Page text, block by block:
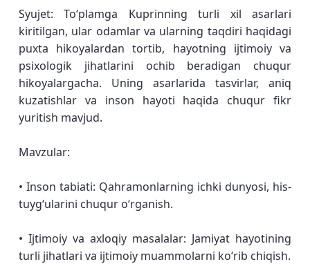
Syujet: Toʻplamga Kuprinning turli xil asarlari
kiritilgan, ular odamlar va ularning taqdiri haqidagi
puxta hikoyalardan tortib, hayotning ijtimoiy va
psixologik jihatlarini ochib beradigan chuqur
hikoyalargacha. Uning asarlarida tasvirlar, aniq
kuzatishlar va inson hayoti haqida chuqur fikr
yuritish mavjud.
Mavzular:
• Inson tabiati: Qahramonlarning ichki dunyosi, his-
tuygʻularini chuqur oʻrganish.
• Ijtimoiy va axloqiy masalalar: Jamiyat hayotining
turli jihatlari va ijtimoiy muammolarni koʻrib chiqish.